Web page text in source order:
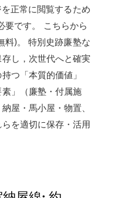
正常に閲覧するため
要です。 こちらから
料)。 特別史跡廉塾な
し，次世代へと確実
つ「本質的価値」
素」（廉塾・付属施
屋・馬小屋・物置、
を適切に保存・活用